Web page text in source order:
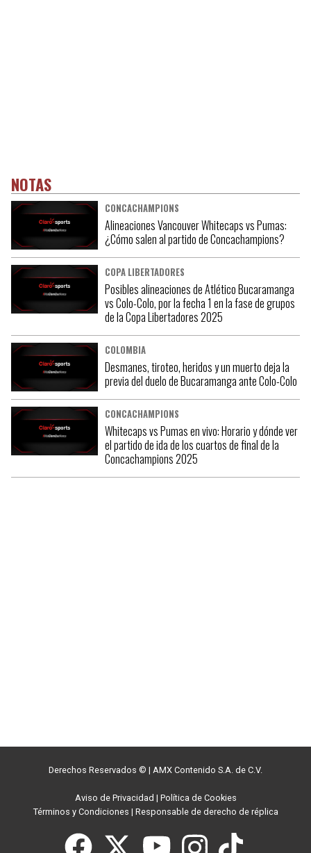
NOTAS
CONCACHAMPIONS
Alineaciones Vancouver Whitecaps vs Pumas:
¿Cómo salen al partido de Concachampions?
COPA LIBERTADORES
Posibles alineaciones de Atlético Bucaramanga
vs Colo-Colo, por la fecha 1 en la fase de grupos
de la Copa Libertadores 2025
COLOMBIA
Desmanes, tiroteo, heridos y un muerto deja la
previa del duelo de Bucaramanga ante Colo-Colo
CONCACHAMPIONS
Whitecaps vs Pumas en vivo: Horario y dónde ver
el partido de ida de los cuartos de final de la
Concachampions 2025
Derechos Reservados © | AMX Contenido S.A. de C.V.
Aviso de Privacidad | Política de Cookies
Términos y Condiciones | Responsable de derecho de réplica